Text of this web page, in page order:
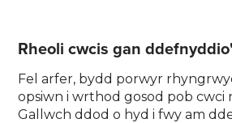
Rheoli cwcis gan
Fel arfer, bydd porwyr
opsiwn i wrthod gosod pob cwci
Gallwch ddod o hyd i fwy am